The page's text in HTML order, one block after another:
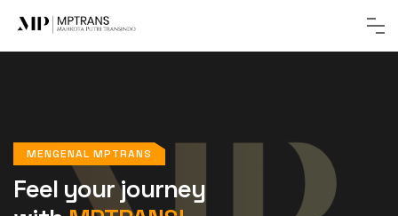
MENGENAL MPTRANS
Feel your journey